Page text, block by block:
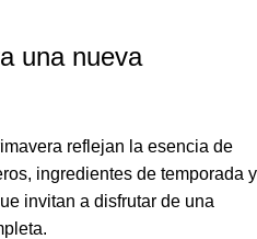
una nueva
reflejan la esencia de
ingredientes de temporada y
invitan a disfrutar de una